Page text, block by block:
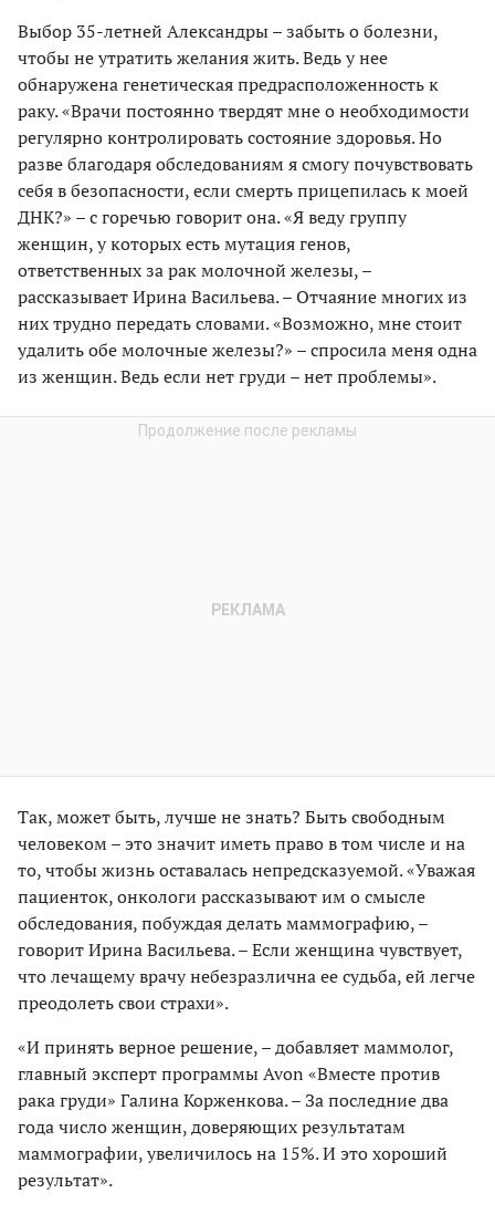
Выбор 35-летней Александры – забыть о болезни,
чтобы не утратить желания жить. Ведь у нее
обнаружена генетическая предрасположенность к
раку. «Врачи постоянно твердят мне о необходимости
регулярно контролировать состояние здоровья. Но
разве благодаря обследованиям я смогу почувствовать
себя в безопасности, если смерть прицепилась к моей
ДНК?» – с горечью говорит она. «Я веду группу
женщин, у которых есть мутация генов,
ответственных за рак молочной железы, –
рассказывает Ирина Васильева. – Отчаяние многих из
них трудно передать словами. «Возможно, мне стоит
удалить обе молочные железы?» – спросила меня одна
из женщин. Ведь если нет груди – нет проблемы».
Так, может быть, лучше не знать? Быть свободным
человеком – это значит иметь право в том числе и на
то, чтобы жизнь оставалась непредсказуемой. «Уважая
пациенток, онкологи рассказывают им о смысле
обследования, побуждая делать маммографию, –
говорит Ирина Васильева. – Если женщина чувствует,
что лечащему врачу небезразлична ее судьба, ей легче
преодолеть свои страхи».
«И принять верное решение, – добавляет маммолог,
главный эксперт программы Avon «Вместе против
рака груди» Галина Корженкова. – За последние два
года число женщин, доверяющих результатам
маммографии, увеличилось на 15%. И это хороший
результат».